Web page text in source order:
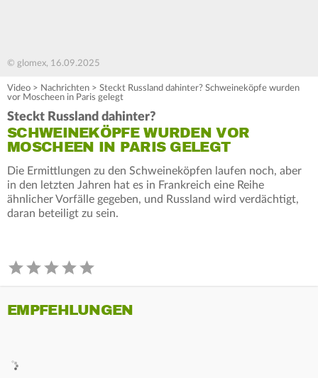
© glomex, 16.09.2025
Video > Nachrichten > Steckt Russland dahinter? Schweineköpfe wurden
vor Moscheen in Paris gelegt
Steckt Russland dahinter?
SCHWEINEKÖPFE WURDEN VOR
MOSCHEEN IN PARIS GELEGT
Die Ermittlungen zu den Schweineköpfen laufen noch, aber
in den letzten Jahren hat es in Frankreich eine Reihe
ähnlicher Vorfälle gegeben, und Russland wird verdächtigt,
daran beteiligt zu sein.
EMPFEHLUNGEN